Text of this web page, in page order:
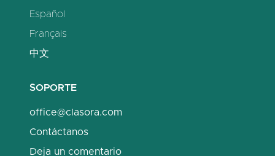
Español
Français
中文
SOPORTE
office@clasora.com
Contáctanos
Deja un comentario